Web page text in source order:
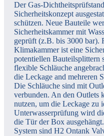
Der Gas-
Sicherheitskonzept
schützen. Neue Bauteile
Sicherheitskammer mit
geprüft (z.B. bis 3000 bar).
Klimakammer ist eine
potentiellen Bauteilsplittern
flexible Schläuche
die Leckage and mehreren
Die Schläuche sind mit
verbunden. An den Outlets
nutzen, um die Leckage zu
Unterwasserprüfung wird
die Tür der Box
System sind H2 Ontank